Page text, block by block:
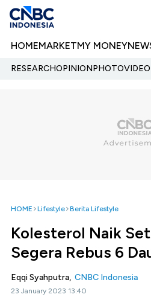
HOMEMARKETMY MONEY
RESEARCHOPINIONPHOTOVIDEO
HOME Lifestyle Berita Lifestyle
Kolesterol Naik
Segera Rebus 6
Eqqi Syahputra, CNBC Indonesia
23 January 2023 13:40